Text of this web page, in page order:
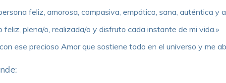
feliz, amorosa, compasiva, empática, sana, auténtica y
feliz, plena/o, realizada/o y disfruto cada instante de mi vida.»
ese precioso Amor que sostiene todo en el universo y me